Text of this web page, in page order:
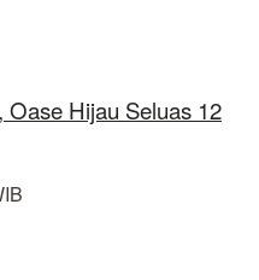
Oase Hijau Seluas 12